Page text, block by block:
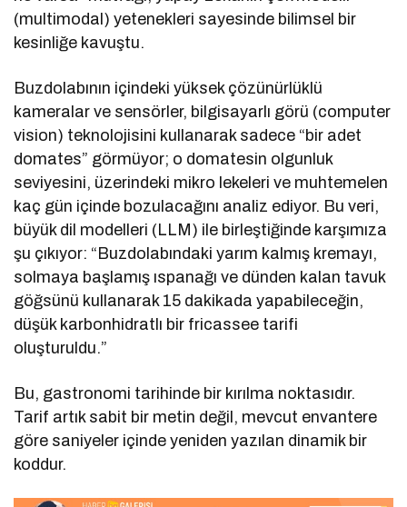
(multimodal) yetenekleri sayesinde bilimsel bir
kesinliğe kavuştu.
Buzdolabının içindeki yüksek çözünürlüklü
kameralar ve sensörler, bilgisayarlı görü (computer
vision) teknolojisini kullanarak sadece “bir adet
domates” görmüyor; o domatesin olgunluk
seviyesini, üzerindeki mikro lekeleri ve muhtemelen
kaç gün içinde bozulacağını analiz ediyor. Bu veri,
büyük dil modelleri (LLM) ile birleştiğinde karşımıza
şu çıkıyor: “Buzdolabındaki yarım kalmış kremayı,
solmaya başlamış ıspanağı ve dünden kalan tavuk
göğsünü kullanarak 15 dakikada yapabileceğin,
düşük karbonhidratlı bir fricassee tarifi
oluşturuldu.”
Bu, gastronomi tarihinde bir kırılma noktasıdır.
Tarif artık sabit bir metin değil, mevcut envantere
göre saniyeler içinde yeniden yazılan dinamik bir
koddur.